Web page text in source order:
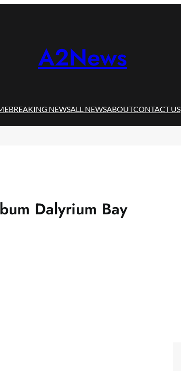
A2News
BREAKING NEWSALL NEWSABOUTCONTACT US
Dalyrium Bay